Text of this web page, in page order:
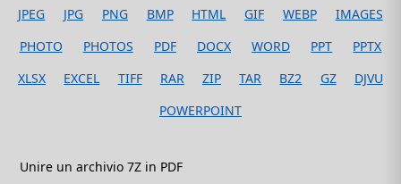
JPEG JPG PNG BMP HTML GIF WEBP
IMAGES
PHOTO
PHOTOS PDF DOCX WORD PPT
PPTX
XLSX
EXCEL TIFF RAR ZIP TAR BZ2 GZ
DJVU
POWERPOINT
Unire un archivio 7Z in PDF